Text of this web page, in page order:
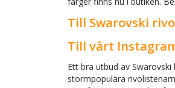
Till Swarovski
Till vårt
Ett bra utbud av
stormpopulära